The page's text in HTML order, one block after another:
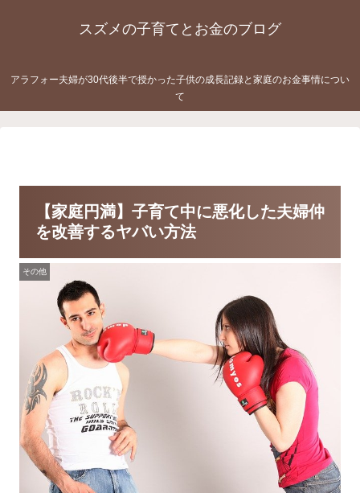
スズメの子育てとお金のブログ
アラフォー夫婦が30代後半で授かった子供の成長記録と家庭のお金事情につい
て
【家庭円満】子育て中に悪化した夫婦仲
を改善するヤバい方法
その他